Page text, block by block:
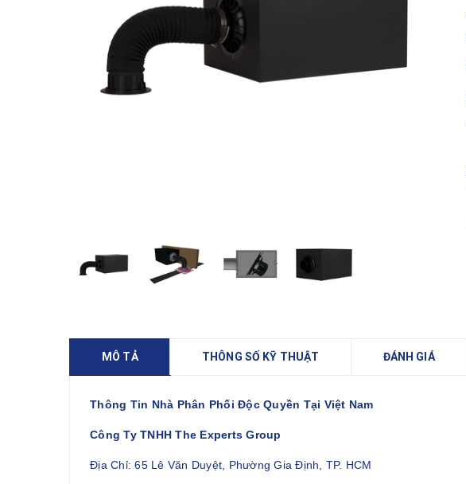
MÔ TẢ THÔNG SỐ KỸ THUẬT ĐÁNH GIÁ
Thông Tin Nhà Phân Phối Độc Quyền Tại Việt Nam
Công Ty TNHH The Experts Group
Địa Chỉ: 65 Lê Văn Duyệt, Phường Gia Định, TP. HCM